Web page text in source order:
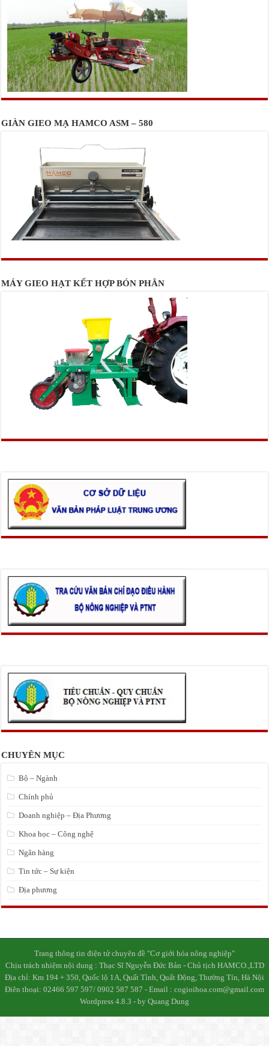
GIÀN GIEO MẠ HAMCO ASM – 580
MÁY GIEO HẠT KẾT HỢP BÓN PHÂN
CHUYÊN MỤC
Bộ – Ngành
Chính phủ
Doanh nghiệp – Địa Phương
Khoa học – Công nghệ
Ngân hàng
Tin tức – Sự kiện
Địa phương
Trang thông tin điện tử chuyên đề "Cơ giới hóa nông nghiệp"
Chịu trách nhiệm nội dung : Thạc Sĩ Nguyễn Đức Bản - Chủ tịch HAMCO.,LTD
Địa chỉ: Km 194 + 350, Quốc lộ 1A, Quất Tỉnh, Quất Động, Thường Tín, Hà Nội
Điên thoại: 02466 597 597/ 0902 587 587 - Email : cogioihoa.com@gmail.com
Wordpress 4.8.3 - by Quang Dung